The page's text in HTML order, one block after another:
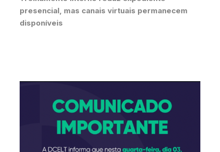
presencial, mas canais virtuais permanecem
disponíveis